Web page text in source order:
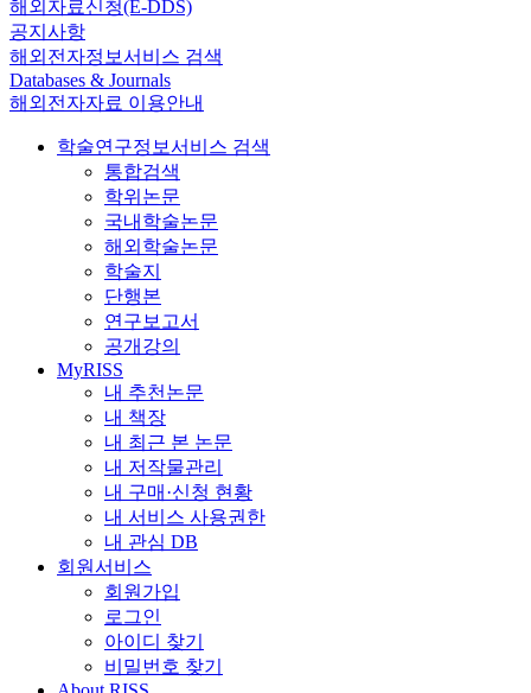
해외자료신청(E-DDS)
공지사항
해외전자정보서비스 검색
Databases & Journals
해외전자자료 이용안내
학술연구정보서비스 검색
통합검색
학위논문
국내학술논문
해외학술논문
학술지
단행본
연구보고서
공개강의
MyRISS
내 추천논문
내 책장
내 최근 본 논문
내 저작물관리
내 구매·신청 현황
내 서비스 사용권한
내 관심 DB
회원서비스
회원가입
로그인
아이디 찾기
비밀번호 찾기